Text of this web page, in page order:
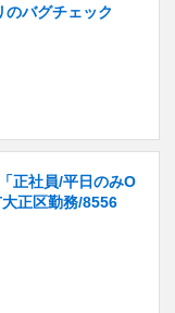
バグチェック
正社員/平日のみO
正区勤務/8556